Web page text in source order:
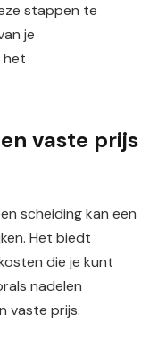
stappen te
je
het
vaste prijs
scheiding kan een
Het biedt
die je kunt
nadelen
vaste prijs.